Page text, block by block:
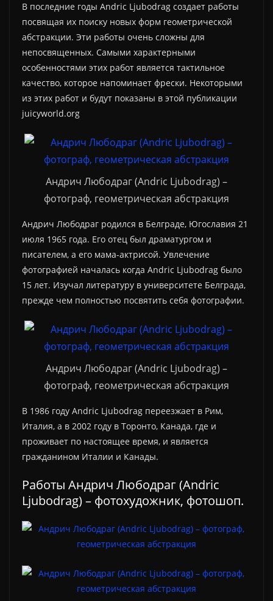
В последние годы Andric Ljubodrag создает работы
посвящая их поиску новых форм геометрической
абстракции. Эти работы очень сложны для
непосвященных. Самыми характерными
особенностями этих работ является тактильное
качество, которое напоминает фрески. Некоторыми
из этих работ и будут показаны в этой публикации
juicyworld.org
Андрич Любодраг (Andric Ljubodrag) –
фотограф, геометрическая абстракция
Андрич Любодраг родился в Белграде, Югославия 21
июля 1965 года. Его отец был драматургом и
писателем, а его мама-актрисой. Увлечение
фотографией началась когда Andric Ljubodrag было
15 лет. Изучал литературу в университете Белграда,
прежде чем полностью посвятить себя фотографии.
Андрич Любодраг (Andric Ljubodrag) –
фотограф, геометрическая абстракция
В 1986 году Andric Ljubodrag переезжает в Рим,
Италия, а в 2002 году в Торонто, Канада, где и
проживает по настоящее время, и является
гражданином Италии и Канады.
Работы Андрич Любодраг (Andric
Ljubodrag) – фотохудожник, фотошоп.